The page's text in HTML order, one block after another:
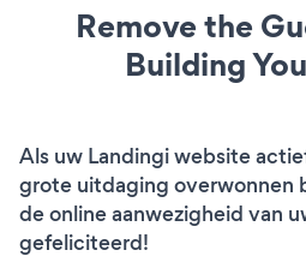
Remove the
Building
Als uw Landingi website
grote uitdaging overwonnen
de online aanwezigheid van
gefeliciteerd!